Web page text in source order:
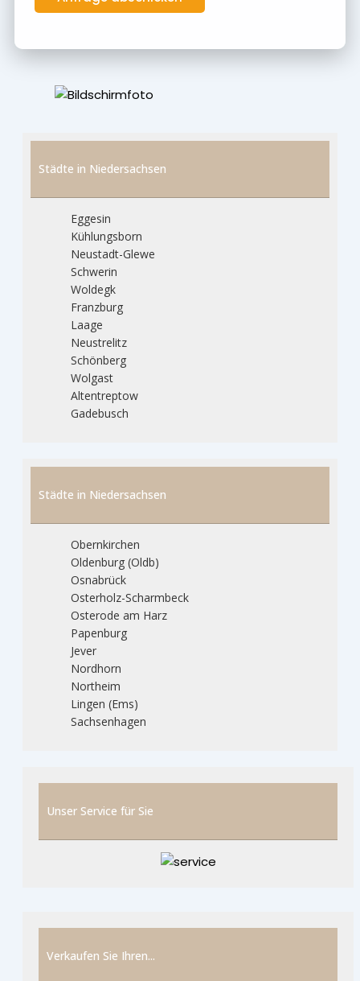
Städte in Niedersachsen
Eggesin
Kühlungsborn
Neustadt-Glewe
Schwerin
Woldegk
Franzburg
Laage
Neustrelitz
Schönberg
Wolgast
Altentreptow
Gadebusch
Städte in Niedersachsen
Obernkirchen
Oldenburg (Oldb)
Osnabrück
Osterholz-Scharmbeck
Osterode am Harz
Papenburg
Jever
Nordhorn
Northeim
Lingen (Ems)
Sachsenhagen
Unser Service für Sie
Verkaufen Sie Ihren...